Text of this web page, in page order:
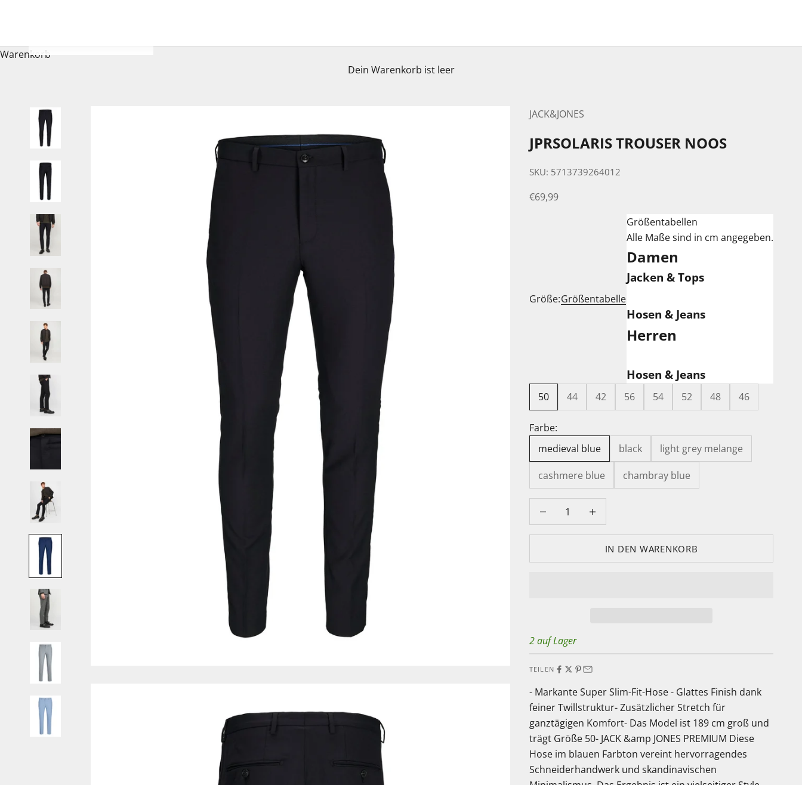
Warenkorb
Dein Warenkorb ist leer
JACK&JONES
JPRSOLARIS TROUSER NOOS
SKU: 5713739264012
Angebot
€69,99
Größe:Größentabelle
Größentabellen
Alle Maße sind in cm angegeben.
Damen
Jacken & Tops
Hosen & Jeans
Herren
Hosen & Jeans
50 44 42 56 54 52 48 46
Farbe:
medieval blue
black light grey melange
cashmere blue chambray blue
Anzahl verringernAnzahl erhöhen
IN DEN WARENKORB
2 auf Lager
TEILEN
- Markante Super Slim-Fit-Hose - Glattes Finish dank
feiner Twillstruktur- Zusätzlicher Stretch für
ganztägigen Komfort- Das Model ist 189 cm groß und
trägt Größe 50- JACK &amp JONES PREMIUM Diese
Hose im blauen Farbton vereint hervorragendes
Schneiderhandwerk und skandinavischen